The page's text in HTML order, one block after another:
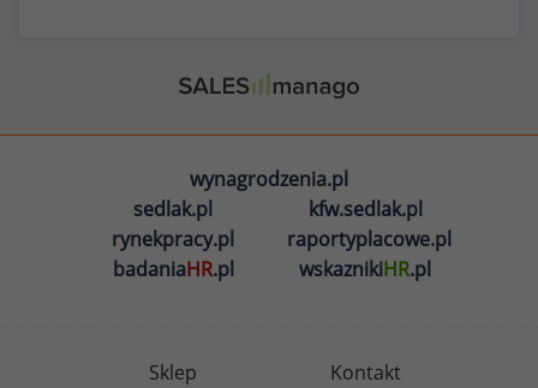
wynagrodzenia.pl
sedlak.pl
kfw.sedlak.pl
rynekpracy.pl
raportyplacowe.pl
badaniaHR.pl wskaznikiHR.pl
Sklep
Kontakt